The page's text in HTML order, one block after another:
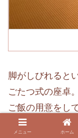
脚がしびれると
ごたつ式の座卓。
ご飯の用意をし
ュースをいただ
メニュー ホーム